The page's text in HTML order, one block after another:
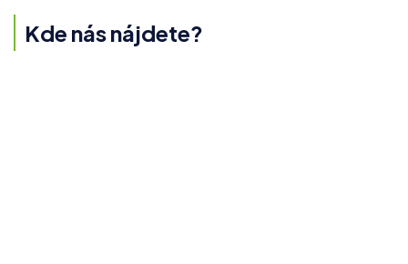
Kde nás nájdete?